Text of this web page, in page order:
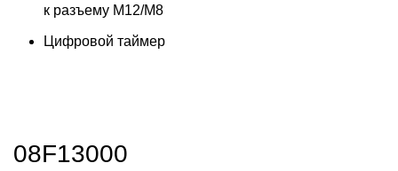
к разъему M12/M8
Цифровой таймер
08F13000